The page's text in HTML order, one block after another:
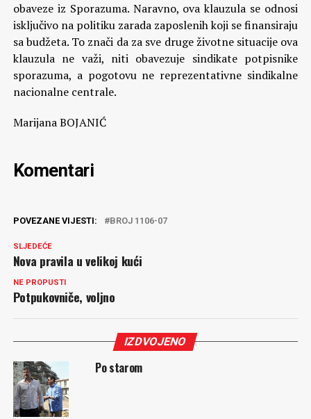
obaveze iz Sporazuma. Naravno, ova klauzula se odnosi
isključivo na politiku zarada zaposlenih koji se finansiraju
sa budžeta. To znači da za sve druge životne situacije ova
klauzula ne važi, niti obavezuje sindikate potpisnike
sporazuma, a pogotovu ne reprezentativne sindikalne
nacionalne centrale.
Marijana BOJANIĆ
Komentari
POVEZANE VIJESTI: BROJ 1106-07
SLJEDEĆE
Nova pravila u velikoj kući
NE PROPUSTI
Potpukovniče, voljno
IZDVOJENO
Po starom